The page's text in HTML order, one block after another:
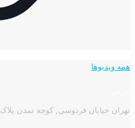
همه ویدیوها
تهران خیابان فردوسی, کوچه تمدن پلاک 11 - طبقه 2 - واحد8